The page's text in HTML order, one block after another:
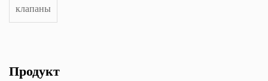
клапаны
Продукт